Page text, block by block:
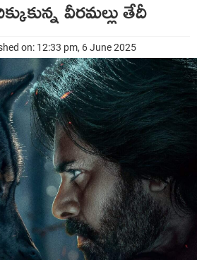
వీరమల్లు తేదీ
on: 12:33 pm, 6 June 2025